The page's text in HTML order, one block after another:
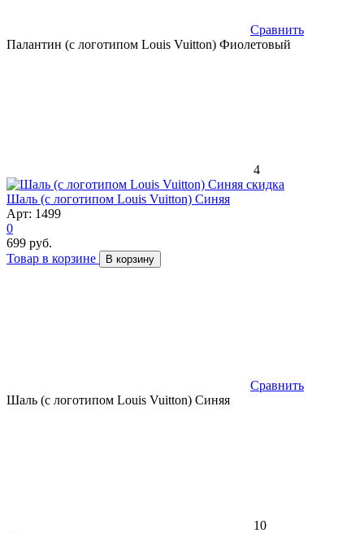
Сравнить
Палантин (с логотипом Louis Vuitton) Фиолетовый
4
скидка
Шаль (с логотипом Louis Vuitton) Синяя
Арт: 1499
0
699 руб.
Товар в корзине
В корзину
Сравнить
Шаль (с логотипом Louis Vuitton) Синяя
10